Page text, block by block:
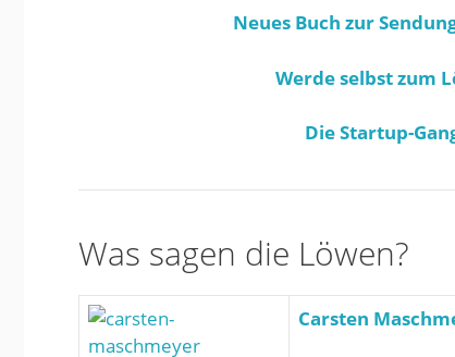
Neues Buch zur
Werde selbst zum
Die Startup-
Was sagen die Löwen?
Carsten